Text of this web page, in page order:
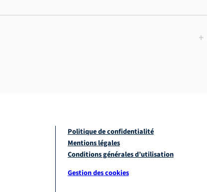
+
Politique de confidentialité
Mentions légales
Conditions générales d’utilisation
Gestion des cookies